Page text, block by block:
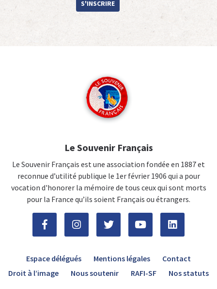
S'INSCRIRE
Le Souvenir Français
Le Souvenir Français est une association fondée en 1887 et
reconnue d’utilité publique le 1er février 1906 qui a pour
vocation d'honorer la mémoire de tous ceux qui sont morts
pour la France qu’ils soient Français ou étrangers.
Espace délégués Mentions légales
Contact
Droit à l’image
Nous soutenir RAFI-SF Nos statuts